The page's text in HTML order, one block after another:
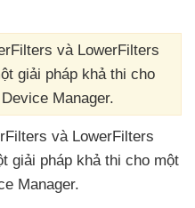
và LowerFilters
giải pháp khả thi cho
Manager.
và LowerFilters
giải pháp khả thi cho một
Manager.